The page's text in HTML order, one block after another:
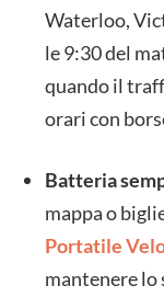
Waterloo,
le 9:30 del
quando il
orari con
Batteria
mappa o
Portatile
mantenere